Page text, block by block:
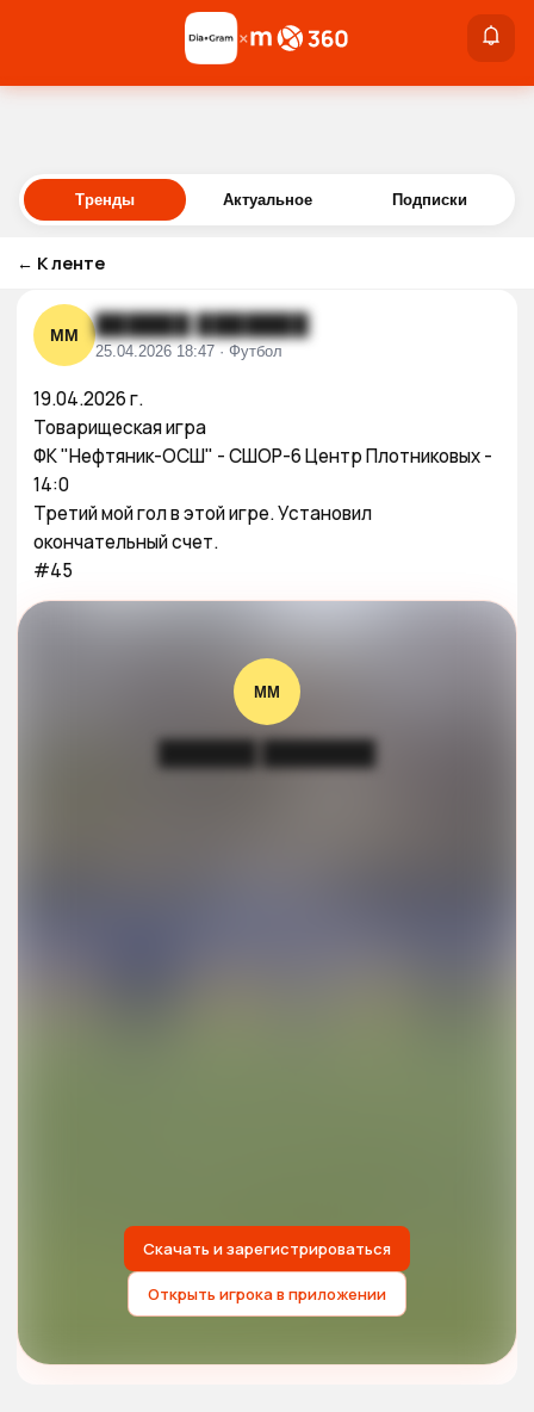
Войти
×
Тренды Актуальное Подписки
← К ленте
ММ ██████ ███████
25.04.2026 18:47 · Футбол
19.04.2026 г.
Товарищеская игра
ФК "Нефтяник-ОСШ" - СШОР-6 Центр Плотниковых -
14:0
Третий мой гол в этой игре. Установил
окончательный счет.
#45
ММ
Скачать и зарегистрироваться
Открыть игрока в приложении